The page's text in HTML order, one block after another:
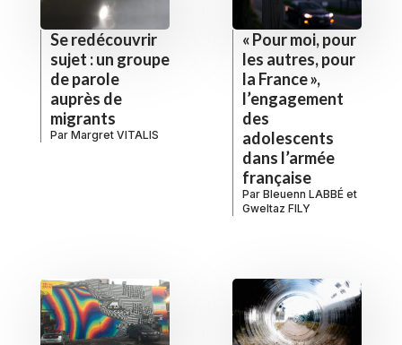
Se redécouvrir
sujet : un groupe
de parole
auprès de
migrants
Par Margret VITALIS
« Pour moi, pour
les autres, pour
la France »,
l’engagement
des
adolescents
dans l’armée
française
Par Bleuenn LABBÉ et
Gweltaz FILY